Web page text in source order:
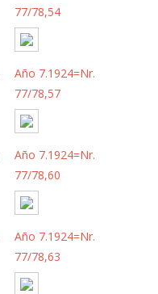
77/78,54
Año 7.1924=Nr.
77/78,57
Año 7.1924=Nr.
77/78,60
Año 7.1924=Nr.
77/78,63